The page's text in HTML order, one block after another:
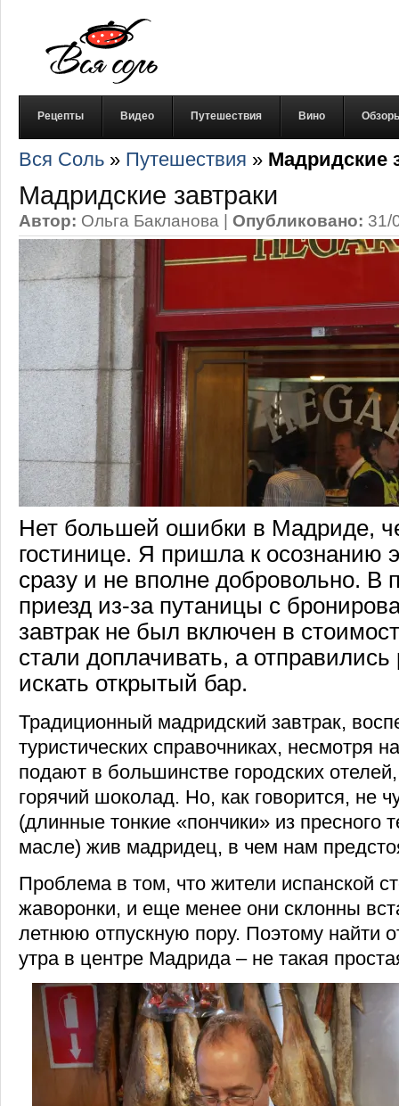
Рецепты Видео Путешествия Вино
Вся Соль » Путешествия » Мадридские
Мадридские завтраки
Автор: Ольга Бакланова | Опубликовано: 31/
Нет большей ошибки в Мадриде,
гостинице. Я пришла к осознанию
сразу и не вполне добровольно. В
приезд из-за путаницы с
завтрак не был включен в
стали доплачивать, а отправились
искать открытый бар.
Традиционный мадридский завтрак,
туристических справочниках, несмотря
подают в большинстве городских
горячий шоколад. Но, как говорится, не
(длинные тонкие «пончики» из пресного
масле) жив мадридец, в чем нам
Проблема в том, что жители испанской
жаворонки, и еще менее они склонны
летнюю отпускную пору. Поэтому найти
утра в центре Мадрида – не такая